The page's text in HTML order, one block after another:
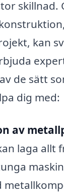
skillnad.
kan
de sätt
dig med:
av
laga allt